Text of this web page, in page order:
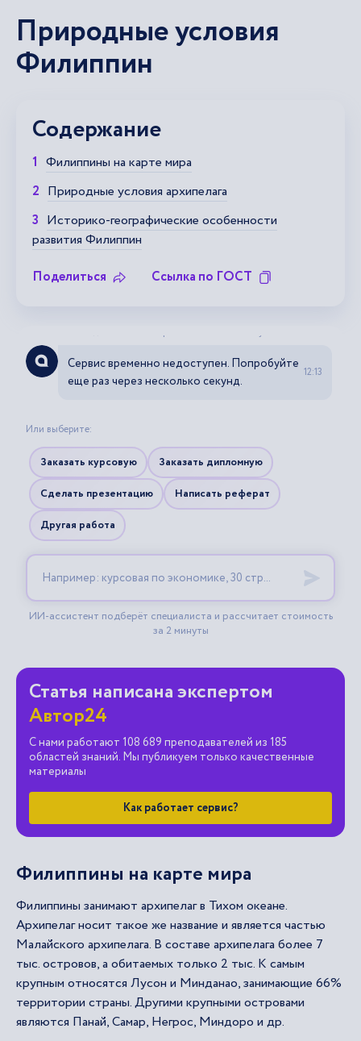
Природные условия
Филиппин
Содержание
Филиппины на карте мира
Природные условия архипелага
Историко-географические особенности
развития Филиппин
Поделиться
Ссылка по ГОСТ
Статья написана экспертом
Автор24
С нами работают 108 689 преподавателей из 185
областей знаний. Мы публикуем только качественные
материалы
Как работает сервис?
Филиппины на карте мира
Филиппины занимают архипелаг в Тихом океане.
Архипелаг носит такое же название и является частью
Малайского архипелага. В составе архипелага более 7
тыс. островов, а обитаемых только 2 тыс. К самым
крупным относятся Лусон и Минданао, занимающие 66%
территории страны. Другими крупными островами
являются Панай, Самар, Негрос, Миндоро и др.